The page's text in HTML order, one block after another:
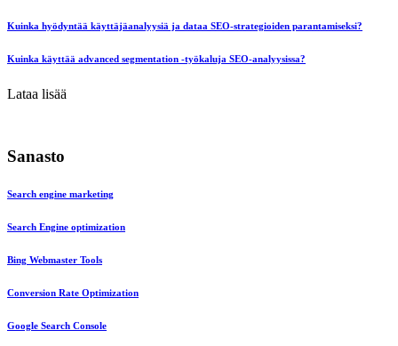
Kuinka hyödyntää käyttäjäanalyysiä ja dataa SEO-strategioiden parantamiseksi?
Kuinka käyttää advanced segmentation -työkaluja SEO-analyysissa?
Lataa lisää
Sanasto
Search engine marketing
Search Engine optimization
Bing Webmaster Tools
Conversion Rate Optimization
Google Search Console